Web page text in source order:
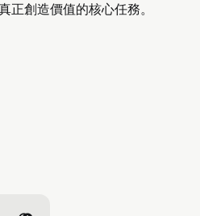
正創造價值的核心任務。